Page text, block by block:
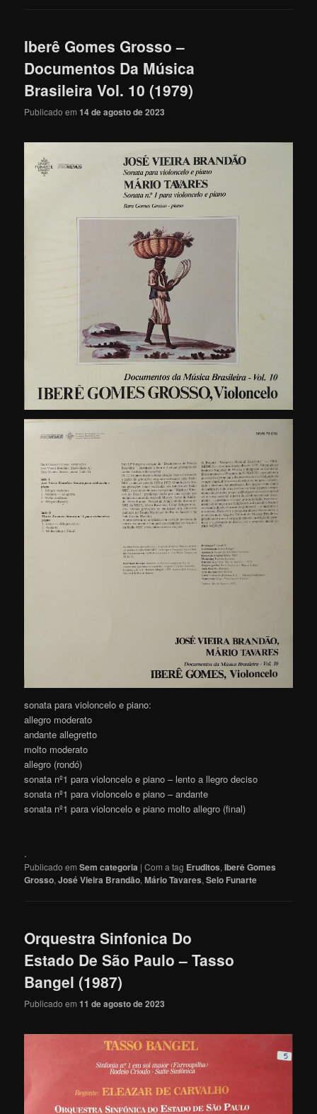
Iberê Gomes Grosso –
Documentos Da Música
Brasileira Vol. 10 (1979)
Publicado em14 de agosto de 2023
sonata para violoncelo e piano:
allegro moderato
andante allegretto
molto moderato
allegro (rondó)
sonata nº1 para violoncelo e piano – lento a llegro deciso
sonata nº1 para violoncelo e piano – andante
sonata nº1 para violoncelo e piano molto allegro (final)
.
Publicado em Sem categoria |Com a tag Eruditos,Iberê Gomes
Grosso,José Vieira Brandão,Mário Tavares,Selo Funarte
Orquestra Sinfonica Do
Estado De São Paulo – Tasso
Bangel (1987)
Publicado em11 de agosto de 2023